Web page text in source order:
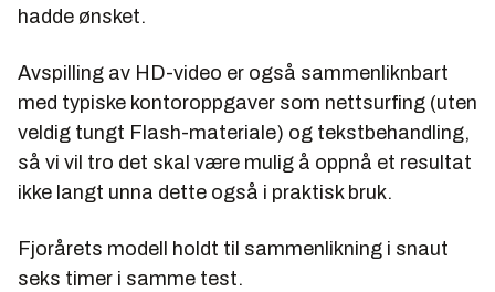
hadde ønsket.
Avspilling av HD-video er også sammenliknbart
med typiske kontoroppgaver som nettsurfing (uten
veldig tungt Flash-materiale) og tekstbehandling,
så vi vil tro det skal være mulig å oppnå et resultat
ikke langt unna dette også i praktisk bruk.
Fjorårets modell holdt til sammenlikning i snaut
seks timer i samme test.